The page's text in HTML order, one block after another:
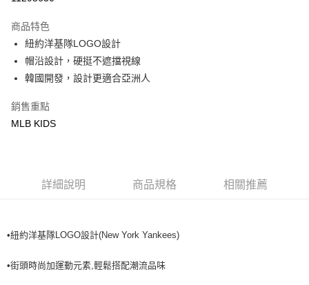
Apple Pay
街口支付
運送方式
全家取貨<不支援離島取退>
7-11取貨付款<未取貨列黑名單/不支援離島取退>
商品特色
紐約洋基隊LOGO設計
帽沿設計，硬挺不遮擋視線
韓國開發，設計更適合亞洲人
銷售重點
MLB KIDS
詳細說明 商品規格 相關推薦
•紐約洋基隊LOGO設計(New York Yankees)
•街頭時尚加運動元素,輕鬆搭配潮流品味